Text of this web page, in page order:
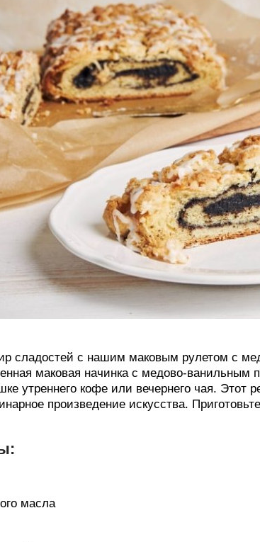
сладостей с нашим маковым рулетом с
маковая начинка с медово-ванильным
утреннего кофе или вечернего чая. Этот
произведение искусства.
масла